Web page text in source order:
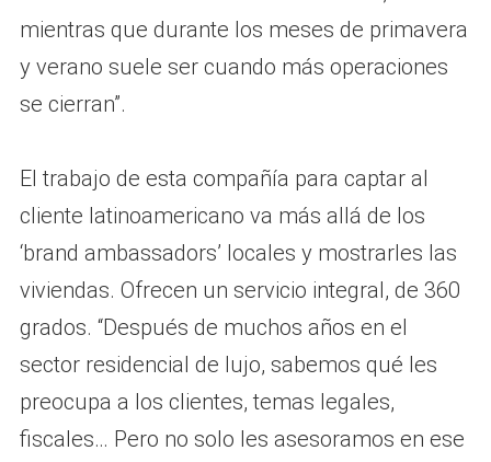
mientras que durante los meses de primavera
y verano suele ser cuando más operaciones
se cierran”.
El trabajo de esta compañía para captar al
cliente latinoamericano va más allá de los
‘brand ambassadors’ locales y mostrarles las
viviendas. Ofrecen un servicio integral, de 360
grados. “Después de muchos años en el
sector residencial de lujo, sabemos qué les
preocupa a los clientes, temas legales,
fiscales… Pero no solo les asesoramos en ese